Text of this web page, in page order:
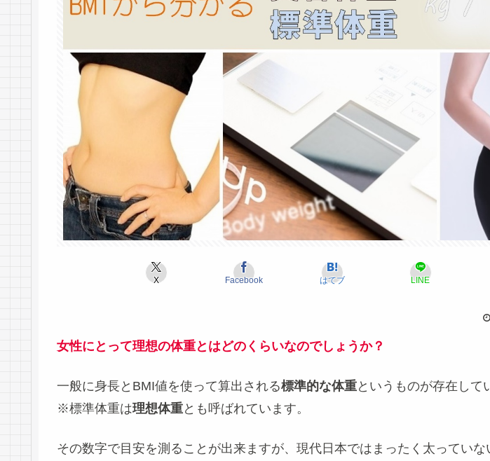
X Facebook はてブ LINE
女性にとって理想の体重とはどのくらいなのでしょうか？
一般に身長とBMI値を使って算出される標準的な体重というものが存在して
※標準体重は理想体重とも呼ばれています。
その数字で目安を測ることが出来ますが、現代日本ではまったく太ってい